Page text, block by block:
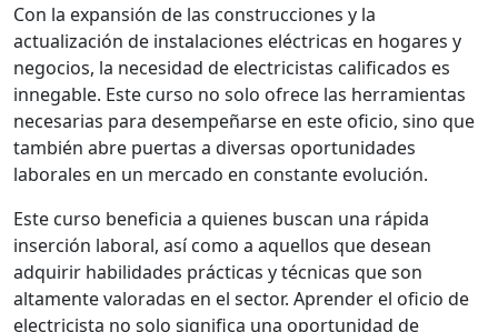
Con la expansión de las construcciones y la
actualización de instalaciones eléctricas en hogares y
negocios, la necesidad de electricistas calificados es
innegable. Este curso no solo ofrece las herramientas
necesarias para desempeñarse en este oficio, sino que
también abre puertas a diversas oportunidades
laborales en un mercado en constante evolución.
Este curso beneficia a quienes buscan una rápida
inserción laboral, así como a aquellos que desean
adquirir habilidades prácticas y técnicas que son
altamente valoradas en el sector. Aprender el oficio de
electricista no solo significa una oportunidad de